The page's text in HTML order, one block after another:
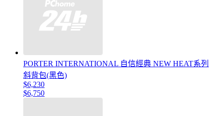
PORTER INTERNATIONAL 自信經典 NEW HEAT系列
斜背包(黑色)
$6,230
$6,750